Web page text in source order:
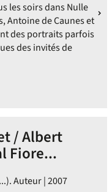
les soirs dans Nulle
Antoine de Caunes et
des portraits parfois
des invités de
/ Albert
Fiore...
Auteur | 2007